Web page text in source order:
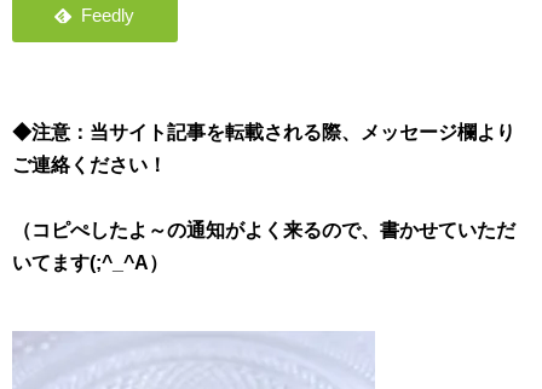
◆注意：当サイト記事を転載される際、メッセージ欄より
ご連絡ください！
（コピぺしたよ～の通知がよく来るので、書かせていただ
いてます(;^_^A）